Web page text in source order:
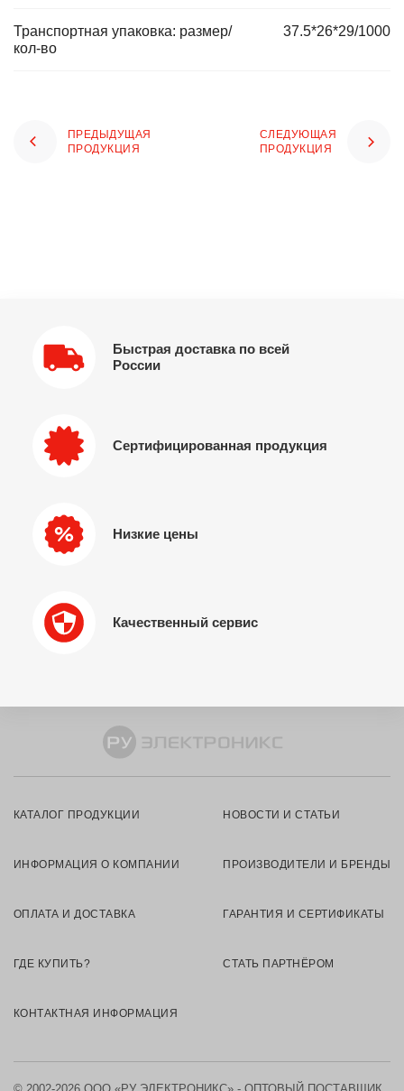
Транспортная упаковка: размер/
кол-во
37.5*26*29/1000
ПРЕДЫДУЩАЯ
ПРОДУКЦИЯ
СЛЕДУЮЩАЯ
ПРОДУКЦИЯ
Быстрая доставка по всей
России
Сертифицированная продукция
Низкие цены
Качественный сервис
КАТАЛОГ ПРОДУКЦИИ НОВОСТИ И СТАТЬИ
ИНФОРМАЦИЯ О КОМПАНИИ ПРОИЗВОДИТЕЛИ И БРЕНДЫ
ОПЛАТА И ДОСТАВКА ГАРАНТИЯ И СЕРТИФИКАТЫ
ГДЕ КУПИТЬ? СТАТЬ ПАРТНЁРОМ
КОНТАКТНАЯ ИНФОРМАЦИЯ